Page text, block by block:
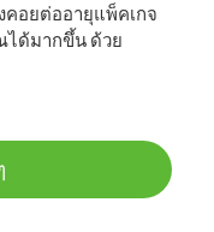
อยต่ออายุแพ็คเกจ
ด้มากขึ้น ด้วย